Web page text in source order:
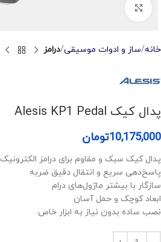
خانه ساز و ادوات موسیقی درامز
پدال کیک Alesis KP1 Pedal
10,175,000تومان
پدال کیک سبک و مقاوم برای درامز الکترونیک
پاسخ‌دهی سریع و انتقال دقیق ضربه
سازگار با بیشتر ماژول‌های درام
ابعاد کوچک و حمل آسان
نصب ساده بدون نیاز به ابزار خاص